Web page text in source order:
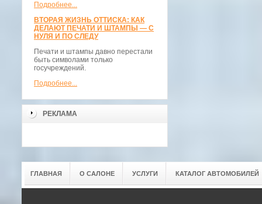
Подробнее...
ВТОРАЯ ЖИЗНЬ ОТТИСКА: КАК
ДЕЛАЮТ ПЕЧАТИ И ШТАМПЫ — С
НУЛЯ И ПО СЛЕДУ
Печати и штампы давно перестали
быть символами только
госучреждений.
Подробнее...
РЕКЛАМА
ГЛАВНАЯ О САЛОНЕ УСЛУГИ КАТАЛОГ АВТОМОБИЛЕЙ